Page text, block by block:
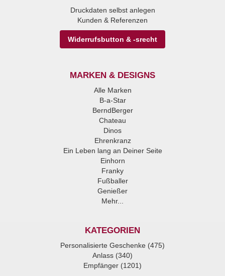
Druckdaten selbst anlegen
Kunden & Referenzen
Widerrufsbutton & -srecht
MARKEN & DESIGNS
Alle Marken
B-a-Star
BerndBerger
Chateau
Dinos
Ehrenkranz
Ein Leben lang an Deiner Seite
Einhorn
Franky
Fußballer
Genießer
Mehr...
KATEGORIEN
Personalisierte Geschenke (475)
Anlass (340)
Empfänger (1201)